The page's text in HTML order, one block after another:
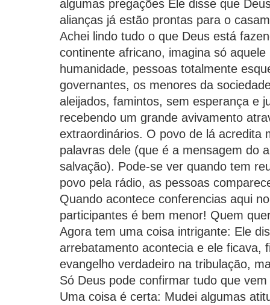
algumas pregações Ele disse que
alianças já estão prontas para o
Achei lindo tudo o que Deus está
continente africano, imagina só
humanidade, pessoas totalmente
governantes, os menores da
aleijados, famintos, sem esperança e
recebendo um grande avivamento
extraordinários. O povo de lá acredita
palavras dele (que é a mensagem do
salvação). Pode-se ver quando tem
povo pela rádio, as pessoas
Quando acontece conferencias aqui
participantes é bem menor! Quem
Agora tem uma coisa intrigante: Ele
arrebatamento acontecia e ele ficava,
evangelho verdadeiro na tribulação,
Só Deus pode confirmar tudo que vem
Uma coisa é certa: Mudei algumas